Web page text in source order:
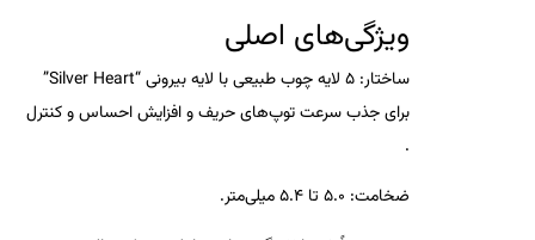
ویژگی‌های اصلی
ساختار:
5 لایه چوب طبیعی با لایه بیرونی “Silver Heart”
برای جذب سرعت توپ‌های حریف و افزایش احساس و کنترل
.
ضخامت: 5.0 تا 5.4 میلی‌متر
.